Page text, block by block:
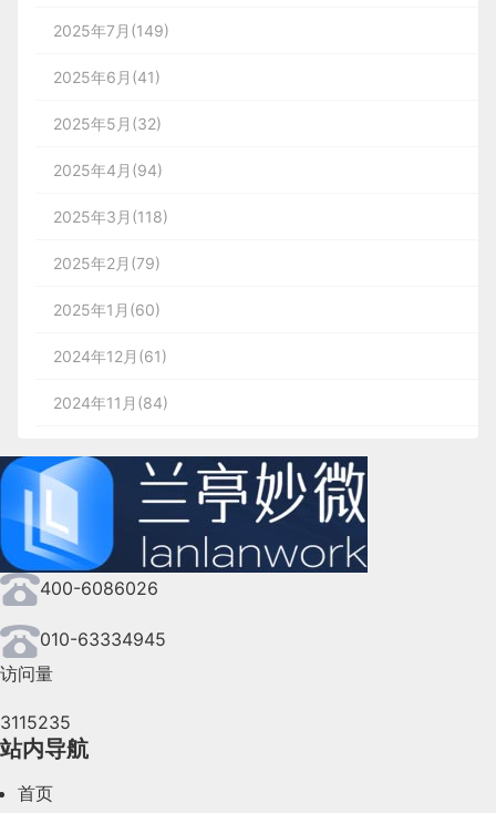
2025年7月(149)
2025年6月(41)
2025年5月(32)
2025年4月(94)
2025年3月(118)
2025年2月(79)
2025年1月(60)
2024年12月(61)
2024年11月(84)
2024年9月(144)
2024年8月(164)
2024年7月(107)
2024年6月(63)
2024年4月(44)
400-6086026
010-63334945
访问量
3115235
站内导航
首页